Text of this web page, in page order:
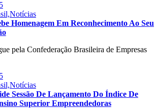
Homenagem Em Reconhecimento Ao Seu
pela Confederação Brasileira de Empresas
Sessão De Lançamento Do Índice De
Superior Empreendedoras